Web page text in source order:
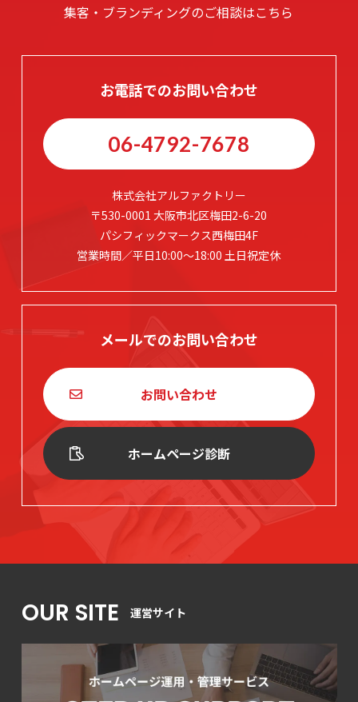
集客・ブランディングのご相談はこちら
お電話でのお問い合わせ
06-4792-7678
株式会社アルファクトリー
〒530-0001 大阪市北区梅田2-6-20
パシフィックマークス西梅田4F
営業時間／平日10:00～18:00 土日祝定休
メールでのお問い合わせ
お問い合わせ
ホームページ診断
OUR SITE 運営サイト